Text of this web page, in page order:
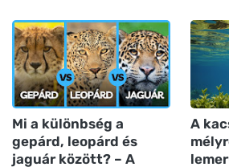
Mi a különbség a
gepárd, leopárd és
jaguár között? – A
A